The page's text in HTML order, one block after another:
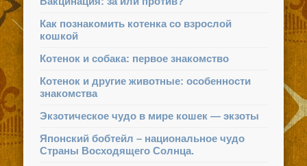
Как познакомить котенка со взрослой
кошкой
Котенок и собака: первое знакомство
Котенок и другие животные: особенности
знакомства
Экзотическое чудо в мире кошек — экзоты
Японский бобтейл – национальное чудо
Страны Восходящего Солнца.